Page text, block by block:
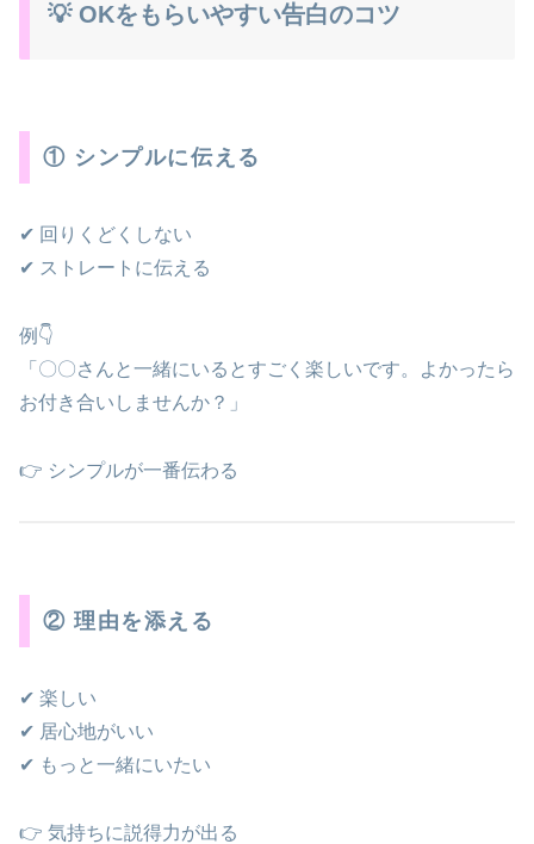
💡 OKをもらいやすい告白のコツ
① シンプルに伝える
✔ 回りくどくしない
✔ ストレートに伝える
例👇
「〇〇さんと一緒にいるとすごく楽しいです。よかったら
お付き合いしませんか？」
👉 シンプルが一番伝わる
② 理由を添える
✔ 楽しい
✔ 居心地がいい
✔ もっと一緒にいたい
👉 気持ちに説得力が出る